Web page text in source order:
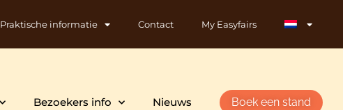
Praktische informatie Contact My Easyfairs
Bezoekers info Nieuws Boek een stand